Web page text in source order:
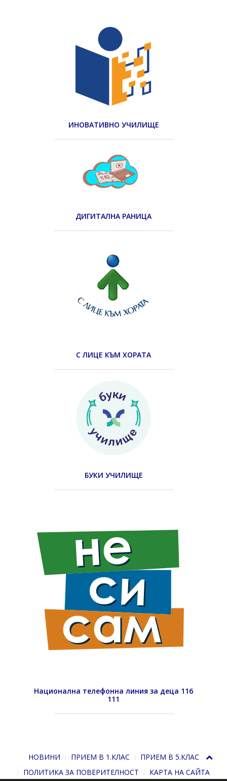
ИНОВАТИВНО УЧИЛИЩЕ
ДИГИТАЛНА РАНИЦА
С ЛИЦЕ КЪМ ХОРАТА
БУКИ УЧИЛИЩЕ
Национална телефонна линия за деца 116
111
НОВИНИ ПРИЕМ В 1.КЛАС
ПРИЕМ В 5.КЛАС
ПОЛИТИКА ЗА ПОВЕРИТЕЛНОСТ
КАРТА НА САЙТА